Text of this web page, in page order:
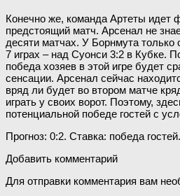
Конечно же, команда Артеты идет
предстоящий матч. Арсенал не
десяти матчах. У Борнмута только
7 играх – над Суонси 3:2 в Кубке.
победа хозяев в этой игре будет
сенсации. Арсенал сейчас
вряд ли будет во втором матче
играть у своих ворот. Поэтому,
потенциальной победе гостей с
Прогноз: 0:2. Ставка: победа гостей.
Добавить комментарий
Для отправки комментария вам